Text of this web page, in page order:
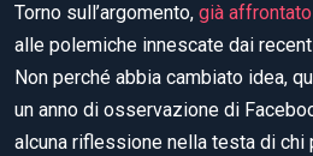
Torno sull’argomento, già
alle polemiche innescate dai
Non perché abbia cambiato idea,
un anno di osservazione di
alcuna riflessione nella testa di chi